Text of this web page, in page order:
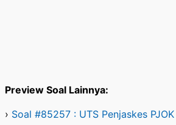
Preview Soal Lainnya:
› Soal #85257 : UTS Penjaskes